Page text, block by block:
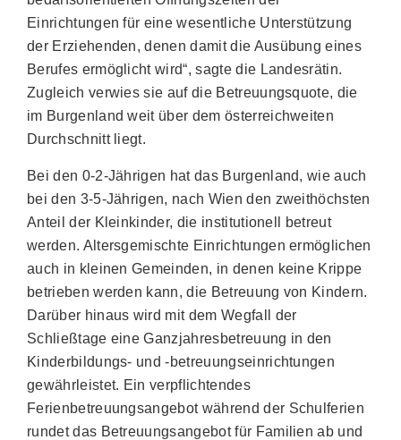
Einrichtungen für eine wesentliche Unterstützung
der Erziehenden, denen damit die Ausübung eines
Berufes ermöglicht wird“, sagte die Landesrätin.
Zugleich verwies sie auf die Betreuungsquote, die
im Burgenland weit über dem österreichweiten
Durchschnitt liegt.
Bei den 0-2-Jährigen hat das Burgenland, wie auch
bei den 3-5-Jährigen, nach Wien den zweithöchsten
Anteil der Kleinkinder, die institutionell betreut
werden. Altersgemischte Einrichtungen ermöglichen
auch in kleinen Gemeinden, in denen keine Krippe
betrieben werden kann, die Betreuung von Kindern.
Darüber hinaus wird mit dem Wegfall der
Schließtage eine Ganzjahresbetreuung in den
Kinderbildungs- und -betreuungseinrichtungen
gewährleistet. Ein verpflichtendes
Ferienbetreuungsangebot während der Schulferien
rundet das Betreuungsangebot für Familien ab und